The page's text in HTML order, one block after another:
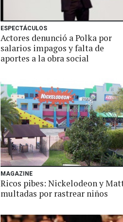
ESPECTÁCULOS
Actores denunció a Polka por
salarios impagos y falta de
aportes a la obra social
MAGAZINE
Ricos pibes: Nickelodeon y
multadas por rastrear niños